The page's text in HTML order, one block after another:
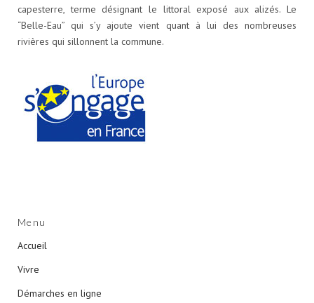
capesterre, terme désignant le littoral exposé aux alizés. Le
“Belle-Eau” qui s’y ajoute vient quant à lui des nombreuses
rivières qui sillonnent la commune.
Menu
Accueil
Vivre
Démarches en ligne